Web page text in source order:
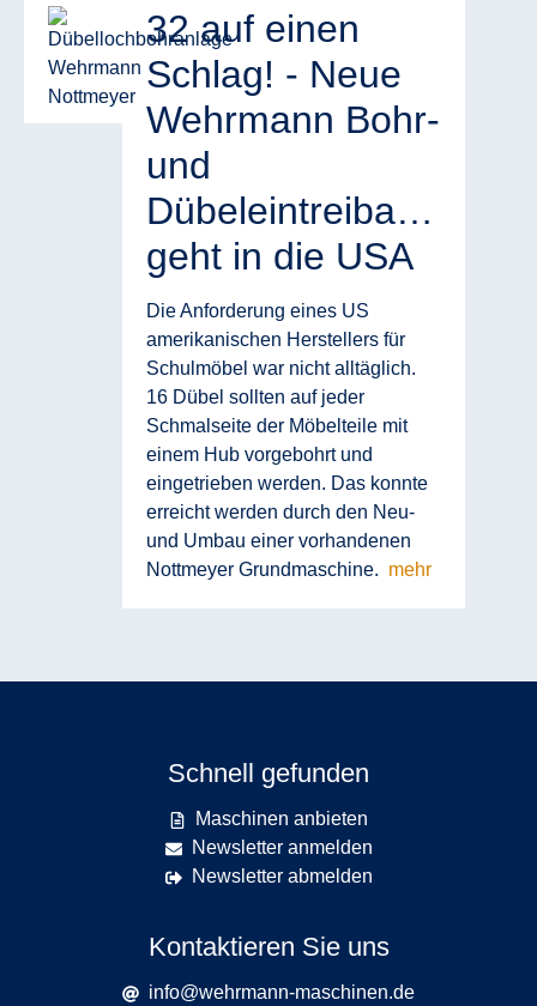
32 auf einen
Schlag! - Neue
Wehrmann Bohr-
und
Dübeleintreibanlage
geht in die USA
Die Anforderung eines US
amerikanischen Herstellers für
Schulmöbel war nicht alltäglich.
16 Dübel sollten auf jeder
Schmalseite der Möbelteile mit
einem Hub vorgebohrt und
eingetrieben werden. Das konnte
erreicht werden durch den Neu-
und Umbau einer vorhandenen
Nottmeyer Grundmaschine. mehr
Schnell gefunden
Maschinen anbieten
Newsletter anmelden
Newsletter abmelden
Kontaktieren Sie uns
info@wehrmann-maschinen.de